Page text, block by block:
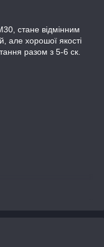
стане відмінним
але хорошої якості
разом з 5-6 ск.